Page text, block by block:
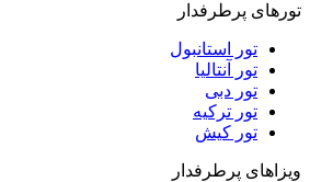
تورهای پرطرفدار
تور استانبول
تور آنتالیا
تور دبی
تور ترکیه
تور کیش
ویزاهای پرطرفدار